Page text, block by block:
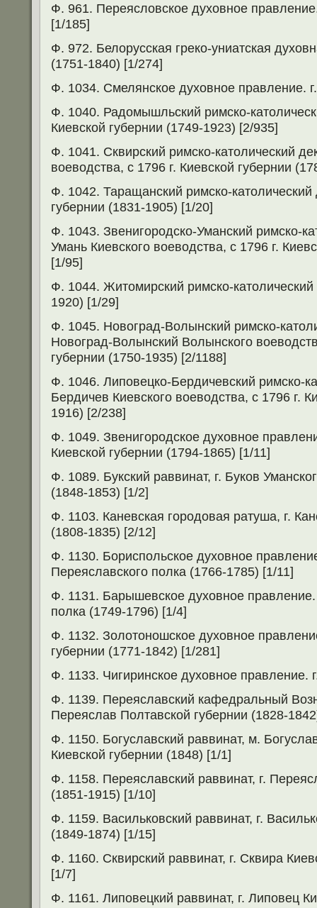
Ф. 961. Переясловское духовное
[1/185]
Ф. 972. Белорусская греко-униатская
(1751-1840) [1/274]
Ф. 1034. Смелянское духовное правление.
Ф. 1040. Радомышльский римско-
Киевской губернии (1749-1923) [2/935]
Ф. 1041. Сквирский римско-католический
воеводства, с 1796 г. Киевской губернии
Ф. 1042. Таращанский римско-католический
губернии (1831-1905) [1/20]
Ф. 1043. Звенигородско-Уманский римско-
Умань Киевского воеводства, с 1796 г.
[1/95]
Ф. 1044. Житомирский римско-
1920) [1/29]
Ф. 1045. Новоград-Волынский римско-
Новоград-Волынский Волынского
губернии (1750-1935) [2/1188]
Ф. 1046. Липовецко-Бердичевский римско-
Бердичев Киевского воеводства, с 1796 г.
1916) [2/238]
Ф. 1049. Звенигородское духовное
Киевской губернии (1794-1865) [1/11]
Ф. 1089. Букский раввинат, г. Буков
(1848-1853) [1/2]
Ф. 1103. Каневская городовая ратуша, г.
(1808-1835) [2/12]
Ф. 1130. Бориспольское духовное
Переяславского полка (1766-1785) [1/11]
Ф. 1131. Барышевское духовное
полка (1749-1796) [1/4]
Ф. 1132. Золотоношское духовное
губернии (1771-1842) [1/281]
Ф. 1133. Чигиринское духовное правление.
Ф. 1139. Переяславский кафедральный
Переяслав Полтавской губернии (1828-
Ф. 1150. Богуславский раввинат, м.
Киевской губернии (1848) [1/1]
Ф. 1158. Переяславский раввинат, г.
(1851-1915) [1/10]
Ф. 1159. Васильковский раввинат, г.
(1849-1874) [1/15]
Ф. 1160. Сквирский раввинат, г. Сквира
[1/7]
Ф. 1161. Липовецкий раввинат, г. Липовец